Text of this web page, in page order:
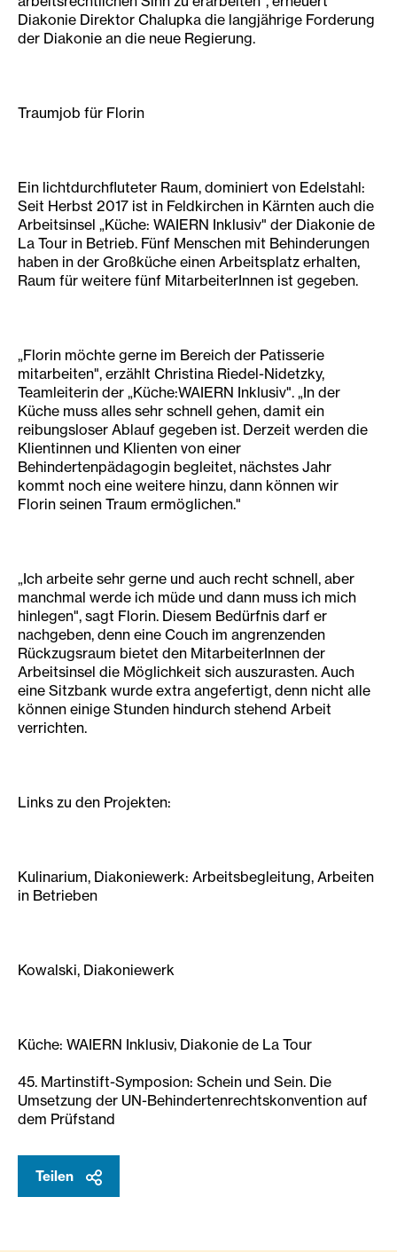
Diakonie Direktor Chalupka die langjährige Forderung
der Diakonie an die neue Regierung.
Traumjob für Florin
Ein lichtdurchfluteter Raum, dominiert von Edelstahl:
Seit Herbst 2017 ist in Feldkirchen in Kärnten auch die
Arbeitsinsel „Küche: WAIERN Inklusiv" der Diakonie de
La Tour in Betrieb. Fünf Menschen mit Behinderungen
haben in der Großküche einen Arbeitsplatz erhalten,
Raum für weitere fünf MitarbeiterInnen ist gegeben.
„Florin möchte gerne im Bereich der Patisserie
mitarbeiten", erzählt Christina Riedel-Nidetzky,
Teamleiterin der „Küche:WAIERN Inklusiv". „In der
Küche muss alles sehr schnell gehen, damit ein
reibungsloser Ablauf gegeben ist. Derzeit werden die
Klientinnen und Klienten von einer
Behindertenpädagogin begleitet, nächstes Jahr
kommt noch eine weitere hinzu, dann können wir
Florin seinen Traum ermöglichen."
„Ich arbeite sehr gerne und auch recht schnell, aber
manchmal werde ich müde und dann muss ich mich
hinlegen", sagt Florin. Diesem Bedürfnis darf er
nachgeben, denn eine Couch im angrenzenden
Rückzugsraum bietet den MitarbeiterInnen der
Arbeitsinsel die Möglichkeit sich auszurasten. Auch
eine Sitzbank wurde extra angefertigt, denn nicht alle
können einige Stunden hindurch stehend Arbeit
verrichten.
Links zu den Projekten:
Kulinarium, Diakoniewerk: Arbeitsbegleitung, Arbeiten
in Betrieben
Kowalski, Diakoniewerk
Küche: WAIERN Inklusiv, Diakonie de La Tour
45. Martinstift-Symposion: Schein und Sein. Die
Umsetzung der UN-Behindertenrechtskonvention auf
dem Prüfstand
Teilen